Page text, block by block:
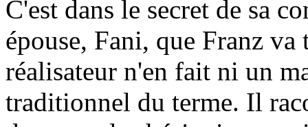
C'est dans le secret de sa
épouse, Fani, que Franz
réalisateur n'en fait ni un
traditionnel du terme. Il